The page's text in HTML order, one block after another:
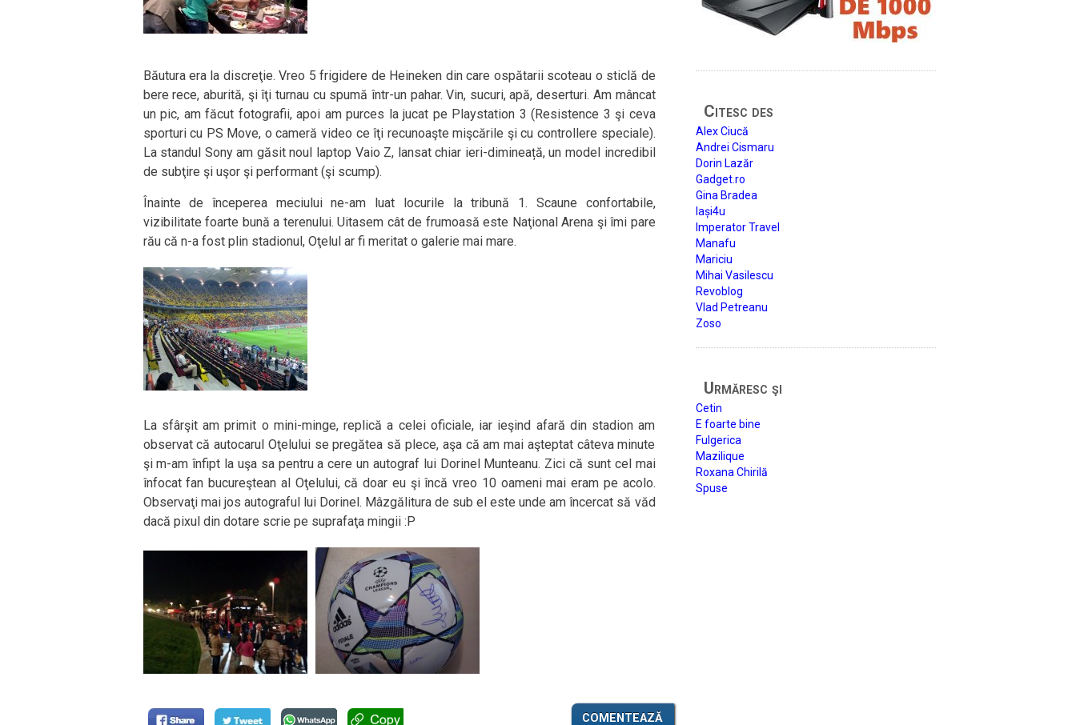
Băutura era la discreţie. Vreo 5 frigidere de Heineken din care ospătarii scoteau o sticlă de
bere rece, aburită, şi îţi turnau cu spumă într-un pahar. Vin, sucuri, apă, deserturi. Am mâncat
un pic, am făcut fotografii, apoi am purces la jucat pe Playstation 3 (Resistence 3 şi ceva
sporturi cu PS Move, o cameră video ce îţi recunoaşte mişcările şi cu controllere speciale).
La standul Sony am găsit noul laptop Vaio Z, lansat chiar ieri-dimineață, un model incredibil
de subţire şi uşor şi performant (şi scump).
Înainte de începerea meciului ne-am luat locurile la tribună 1. Scaune confortabile,
vizibilitate foarte bună a terenului. Uitasem cât de frumoasă este Naţional Arena şi îmi pare
rău că n-a fost plin stadionul, Oţelul ar fi meritat o galerie mai mare.
La sfârşit am primit o mini-minge, replică a celei oficiale, iar ieşind afară din stadion am
observat că autocarul Oţelului se pregătea să plece, aşa că am mai aşteptat câteva minute
şi m-am înfipt la uşa sa pentru a cere un autograf lui Dorinel Munteanu. Zici că sunt cel mai
înfocat fan bucureştean al Oţelului, că doar eu şi încă vreo 10 oameni mai eram pe acolo.
Observaţi mai jos autograful lui Dorinel. Mâzgălitura de sub el este unde am încercat să văd
dacă pixul din dotare scrie pe suprafaţa mingii :P
COMENTEAZĂ
Citesc des
Alex Ciucă
Andrei Cismaru
Dorin Lazăr
Gadget.ro
Gina Bradea
Iași4u
Imperator Travel
Manafu
Mariciu
Mihai Vasilescu
Revoblog
Vlad Petreanu
Zoso
Urmăresc şi
Cetin
E foarte bine
Fulgerica
Mazilique
Roxana Chirilă
Spuse